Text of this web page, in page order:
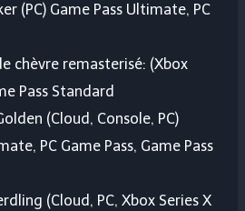
(PC) Game Pass Ultimate, PC
chèvre remasterisé: (Xbox
Pass Standard
(Cloud, Console, PC)
PC Game Pass, Game Pass
(Cloud, PC, Xbox Series X